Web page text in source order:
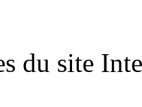
du site